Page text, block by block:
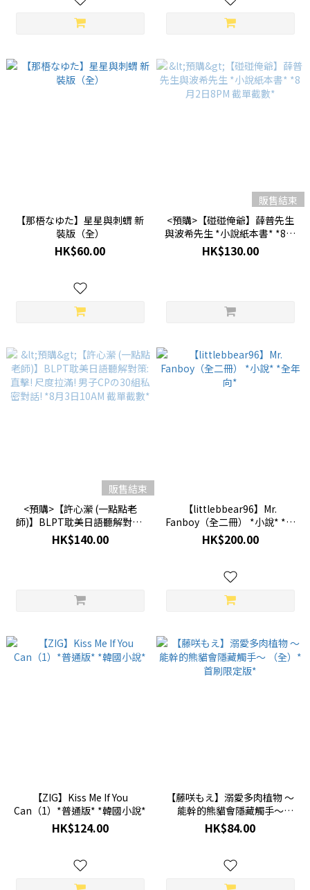
【那梧なゆた】星星與刺蝟 新
裝版（全）
HK$60.00
販售結束
<預購>【碰碰俺爺】薛普先生
與波希先生 *小說紙本書* *8月
2日8PM 截單截數*
HK$130.00
販售結束
<預購>【許心瀠 (一點點老
師)】BLPT耽美日語聽解對策:
直擊! 尺度拉滿! 男子CPの30組
私密對話! *8月3日10AM 截單
HK$140.00
【littlebbear96】Mr.
Fanboy（全二冊） *小說* *全
年向*
HK$200.00
【ZIG】Kiss Me If You
Can（1）*普通版* *韓國小說*
HK$124.00
【藤咲もえ】溺愛多肉植物 ～
能幹的熊貓會隱藏觸手～
（全）*首刷限定版*
HK$84.00